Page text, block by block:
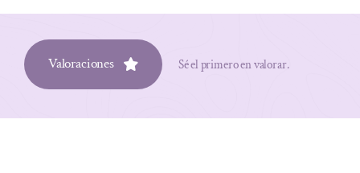
Valoraciones Sé el primero en valorar.